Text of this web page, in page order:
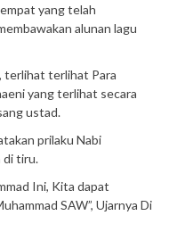
yang telah
alunan lagu
terlihat terlihat Para
yang terlihat secara
ustad.
prilaku Nabi
di tiru.
Ini, Kita dapat
SAW”, Ujarnya Di